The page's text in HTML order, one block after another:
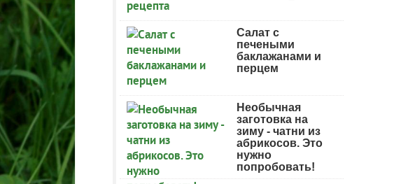
Салат с
печеными
баклажанами и
перцем
Необычная
заготовка на
зиму - чатни из
абрикосов. Это
нужно
попробовать!